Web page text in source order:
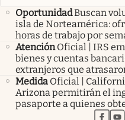
OportunidadBuscan
isla de Norteamérica:
horas de trabajo por
Atención Oficial | IRS
bienes y cuentas
extranjeros que
Medida Oficial |
Arizona permitirán el
pasaporte a quienes